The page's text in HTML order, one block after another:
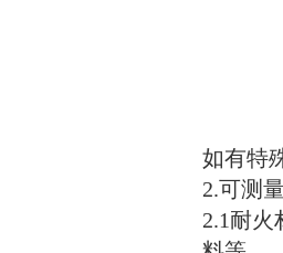
如有特
2.可测
2.1耐火